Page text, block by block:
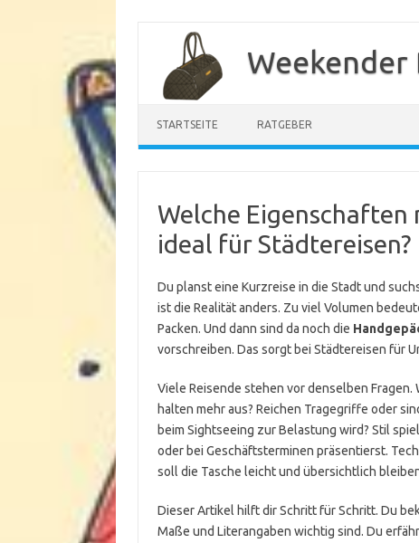
springen
STARTSEITE RATGEBER
Welche Eigenschaften
ideal für Städtereisen?
Du planst eine Kurzreise in die Stadt und
ist die Realität anders. Zu viel Volumen
Packen. Und dann sind da noch die
vorschreiben. Das sorgt bei Städtereisen für
Viele Reisende stehen vor denselben
halten mehr aus? Reichen Tragegriffe oder
beim Sightseeing zur Belastung wird? Stil
oder bei Geschäftsterminen präsentierst.
soll die Tasche leicht und übersichtlich
Dieser Artikel hilft dir Schritt für Schritt. Du
Maße und Literangaben wichtig sind. Du